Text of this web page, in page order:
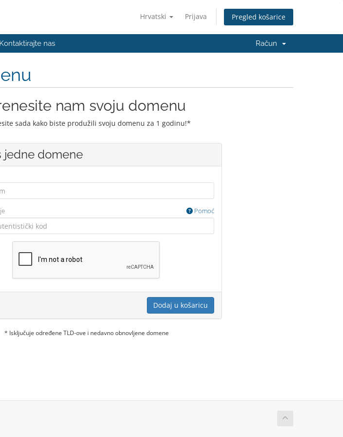
Hrvatski Prijava Pregled košarice
Kontaktirajte nas Račun
nam svoju domenu
sada kako biste produžili svoju domenu za 1 godinu!*
jedne domene
Pomoć
Dodaj u košaricu
* Isključuje određene TLD-ove i nedavno obnovljene domene